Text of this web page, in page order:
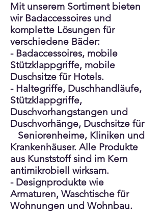
Mit unserem Sortiment bieten
wir Badaccessoires und
komplette Lösungen für
verschiedene Bäder:
- Badaccessoires, mobile
Stützklappgriffe, mobile
Duschsitze für Hotels.
- Haltegriffe, Duschhandläufe,
Stützklappgriffe,
Duschvorhangstangen und
Duschvorhänge, Duschsitze für
Seniorenheime, Kliniken und
Krankenhäuser. Alle Produkte
aus Kunststoff sind im Kern
antimikrobiell wirksam.
- Designprodukte wie
Armaturen, Waschtische für
Wohnungen und Wohnbau.